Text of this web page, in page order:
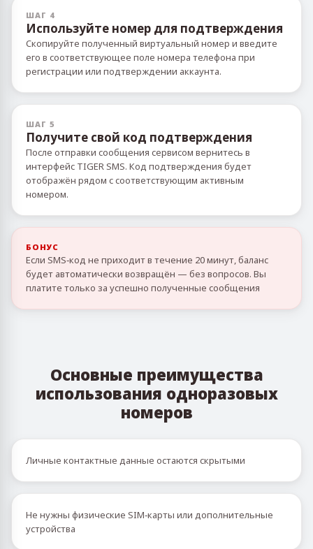
ШАГ 4
Используйте номер для подтверждения
Скопируйте полученный виртуальный номер и введите
его в соответствующее поле номера телефона при
регистрации или подтверждении аккаунта.
ШАГ 5
Получите свой код подтверждения
После отправки сообщения сервисом вернитесь в
интерфейс TIGER SMS. Код подтверждения будет
отображён рядом с соответствующим активным
номером.
БОНУС
Если SMS‑код не приходит в течение 20 минут, баланс
будет автоматически возвращён — без вопросов. Вы
платите только за успешно полученные сообщения
Основные преимущества
использования одноразовых
номеров
Личные контактные данные остаются скрытыми
Не нужны физические SIM‑карты или дополнительные
устройства